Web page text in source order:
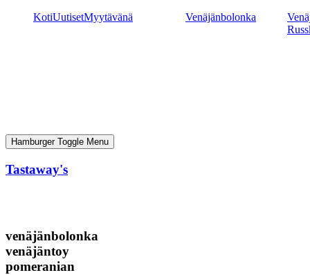
KotiUutisetMyytävänä Venäjänbolonka
Hamburger Toggle Menu
Tastaway's
venäjänbolonka
venäjäntoy
pomeranian